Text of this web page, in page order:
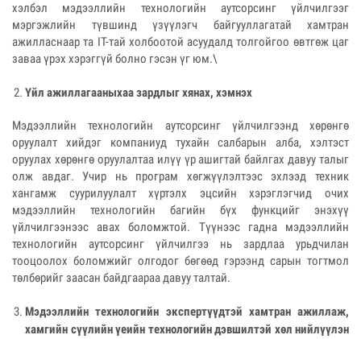
хэлбэл мэдээллийн технологийн аутсорсинг үйлчилгээг
мэргэжлийн түвшинд үзүүлэгч байгууллагатай хамтран
ажилласнаар та IT-тай холбоотой асуудалд толгойгоо өвтгөж цаг
заваа үрэх хэрэггүй болно гэсэн үг юм.\
Үйл ажиллагааныхаа зардлыг хянах, хэмнэх
Мэдээллийн технологийн аутсорсинг үйлчилгээнд хөрөнгө
оруулалт хийдэг компаниуд тухайн салбарын алба, хэлтэст
оруулах хөрөнгө оруулалтаа илүү үр ашигтай байлгах давуу талыг
олж авдаг. Учир нь програм хөгжүүлэлтээс эхлээд техник
хангамж суурилуулалт хүртэлх эцсийн хэрэглэгчид очих
мэдээллийн технологийн багийн бүх функцийг энэхүү
үйлчилгээнээс авах боломжтой. Түүнээс гадна мэдээллийн
технологийн аутсорсинг үйлчилгээ нь зардлаа урьдчилан
тооцоолох боломжийг олгодог бөгөөд гэрээнд сарын тогтмол
төлбөрийг заасан байдгаараа давуу талтай.
Мэдээллийн технологийн экспертүүдтэй хамтран ажиллаж,
хамгийн сүүлийн үеийн технологийн дэвшилтэй хөл нийлүүлэн